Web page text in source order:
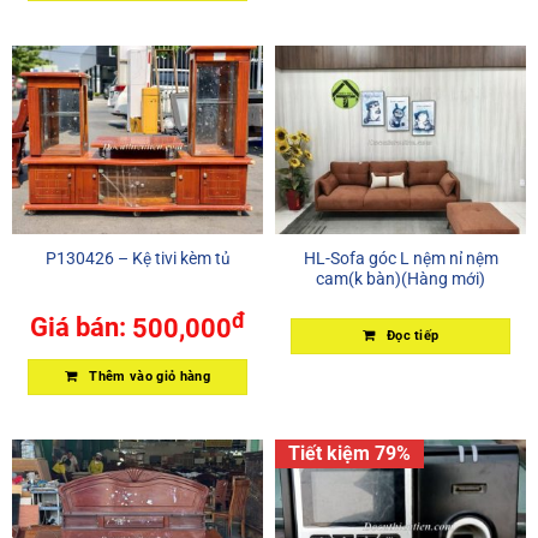
P130426 – Kệ tivi kèm tủ
Giá bán: 500,000đ
Thêm vào giỏ hàng
HL-Sofa góc L nệm nỉ nệm
cam(k bàn)(Hàng mới)
Đọc tiếp
Tiết kiệm 79%